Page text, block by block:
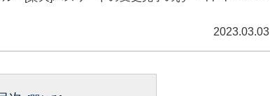
2023.03.03